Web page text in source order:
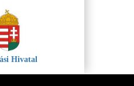
Hivatal